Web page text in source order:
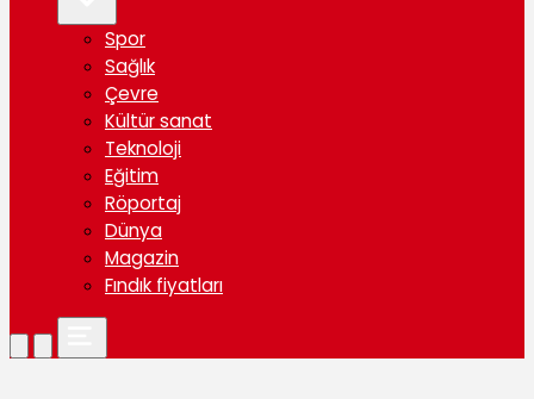
Spor
Sağlık
Çevre
Kültür sanat
Teknoloji
Eğitim
Röportaj
Dünya
Magazin
Fındık fiyatları